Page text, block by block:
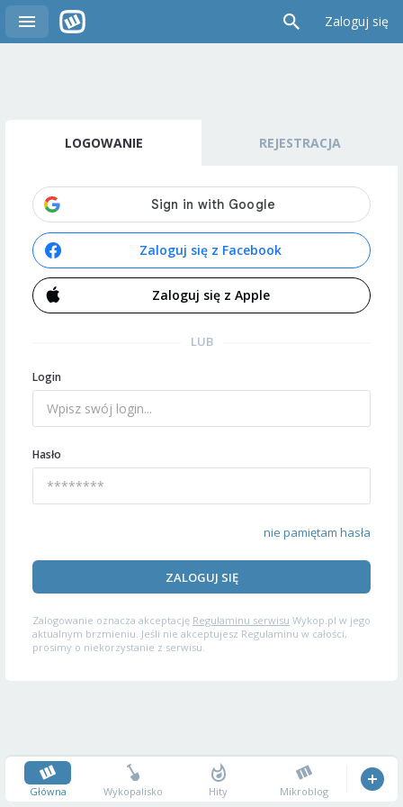
Zaloguj się
LOGOWANIE REJESTRACJA
Zaloguj się z Facebook
Zaloguj się z Apple
LUB
Login
Hasło
nie pamiętam hasła
ZALOGUJ SIĘ
Zalogowanie oznacza akceptację Regulaminu serwisu Wykop.pl w jego
aktualnym brzmieniu. Jeśli nie akceptujesz Regulaminu w całości,
prosimy o niekorzystanie z serwisu.
Główna Wykopalisko Hity Mikroblog